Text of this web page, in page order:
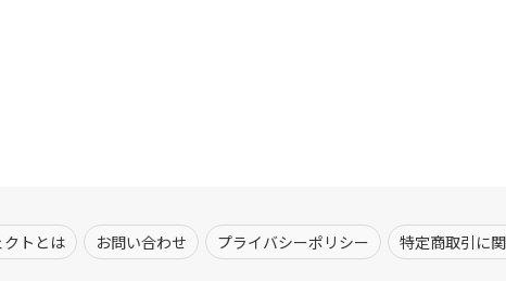
トとは お問い合わせ プライバシーポリシー 特定商取引に